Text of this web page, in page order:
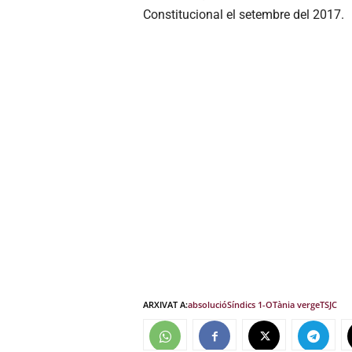
Constitucional el setembre del 2017.
ARXIVAT A:absolucióSíndics 1-OTània vergeTSJC